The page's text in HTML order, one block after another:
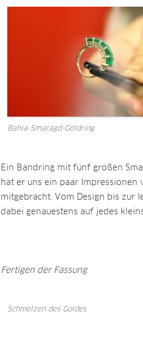
Bahia-Smaragd-Goldring
Ein Bandring mit fünf großen
hat er uns ein paar Impressionen
mitgebracht. Vom Design bis zur
dabei genauestens auf jedes
Fertigen der Fassung
Schmelzen des Goldes